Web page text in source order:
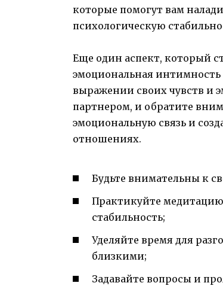
которые помогут вам
психологическую
Еще один аспект, который
эмоциональная
выражении своих чувств и
партнером, и обратите
эмоциональную связь и
отношениях.
Будьте внимательны к
Практикуйте
стабильность;
Уделяйте время для
близкими;
Задавайте вопросы и